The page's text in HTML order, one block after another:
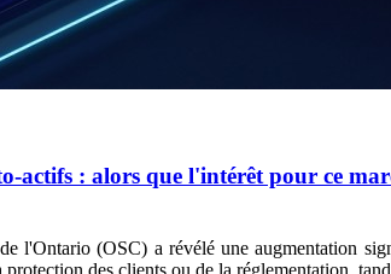
: alors que l'intérêt pour ce
l'Ontario (OSC) a révélé une augmentation